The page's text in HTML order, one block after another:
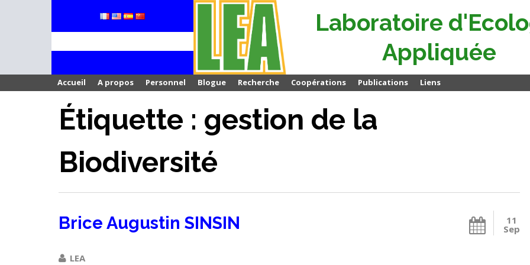
Laboratoire
Appliquée
Accueil A propos Personnel Blogue Recherche Coopérations Publications Liens
Étiquette : gestion de la
Biodiversité
11
Sep
Brice Augustin SINSIN
LEA